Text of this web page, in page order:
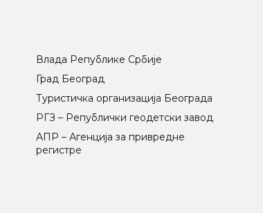
Влада Републике Србије
Град Београд
Туристичка организација Београда
РГЗ – Републички геодетски завод
АПР – Агенција за привредне
регистре